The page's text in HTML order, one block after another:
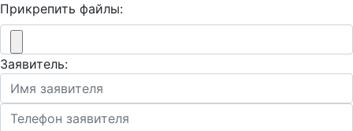
Прикрепить файлы:
Заявитель: